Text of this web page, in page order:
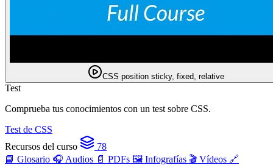
CSS position sticky, fixed, relative
Test
Comprueba tus conocimientos con un test sobre CSS.
Test de CSS
Recursos del curso
78
📘 Glosario 🎧 Audios 📄 PDFs 🖼️ Infografías 🎬 Vídeos 🔗